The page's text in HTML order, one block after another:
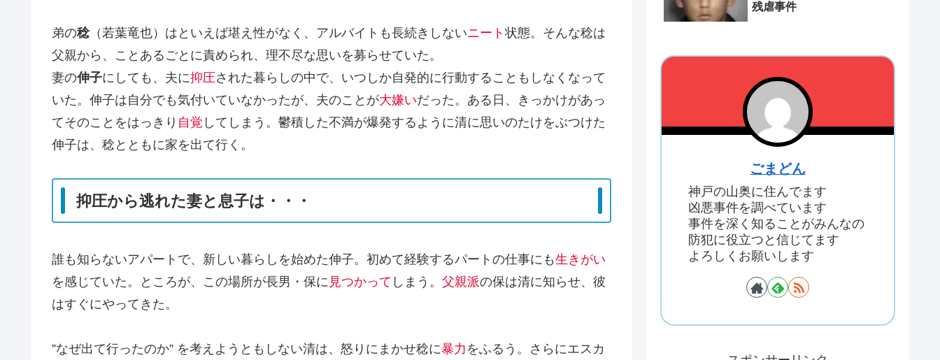
弟の稔（若葉竜也）はといえば堪え性がなく、アルバイトも長続きしないニート 状態。そんな稔は
父親から、ことあるごとに責められ、理不尽な思いを募らせていた。
妻の伸子にしても、夫に抑圧された暮らしの中で、いつしか自発的に行動することもしなくなって
いた。伸子は自分でも気付いていなかったが、夫のことが大嫌いだった。ある日、きっかけがあっ
てそのことをはっきり 自覚 してしまう。鬱積した不満が爆発するように清に思いのたけをぶつけた
伸子は、稔とともに家を出て行く。
抑圧から逃れた妻と息子は・・・
誰も知らないアパートで、新しい暮らしを始めた伸子。初めて経験するパートの仕事にも生きがい
を感じていた。ところが、この場所が長男・保に 見つかって しまう。 父親派の保は清に知らせ、彼
はすぐにやってきた。
”なぜ出て行ったのか” を考えようともしない清は、怒りにまかせ稔に暴力 をふるう。さらにエスカ
残虐事件
ごまどん
神戸の山奥に住んでます
凶悪事件を調べています
事件を深く知ることがみんなの
防犯に役立つと信じてます
よろしくお願いします